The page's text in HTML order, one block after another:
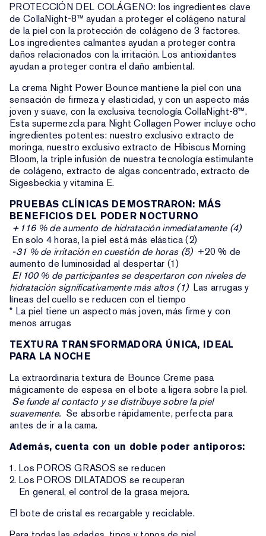
PROTECCIÓN DEL COLÁGENO: los ingredientes clave
de CollaNight-8™ ayudan a proteger el colágeno natural
de la piel con la protección de colágeno de 3 factores.
Los ingredientes calmantes ayudan a proteger contra
daños relacionados con la irritación. Los antioxidantes
ayudan a proteger contra el daño ambiental.
La crema Night Power Bounce mantiene la piel con una
sensación de firmeza y elasticidad, y con un aspecto más
joven y suave, con la exclusiva tecnología CollaNight-8™.
Esta supermezcla para Night Collagen Power incluye ocho
ingredientes potentes: nuestro exclusivo extracto de
moringa, nuestro exclusivo extracto de Hibiscus Morning
Bloom, la triple infusión de nuestra tecnología estimulante
de colágeno, extracto de algas concentrado, extracto de
Sigesbeckia y vitamina E.
PRUEBAS CLÍNICAS DEMOSTRARON: MÁS
BENEFICIOS DEL PODER NOCTURNO
+116 % de aumento de hidratación inmediatamente (4)
En solo 4 horas, la piel está más elástica (2)
-31 % de irritación en cuestión de horas (5) +20 % de
aumento de luminosidad al despertar (1)
El 100 % de participantes se despertaron con niveles de
hidratación significativamente más altos (1) Las arrugas y
líneas del cuello se reducen con el tiempo
* La piel tiene un aspecto más joven, más firme y con
menos arrugas
TEXTURA TRANSFORMADORA ÚNICA, IDEAL
PARA LA NOCHE
La extraordinaria textura de Bounce Creme pasa
mágicamente de espesa en el bote a ligera sobre la piel.
Se funde al contacto y se distribuye sobre la piel
suavemente. Se absorbe rápidamente, perfecta para
antes de ir a la cama.
Además, cuenta con un doble poder antiporos:
Los POROS GRASOS se reducen
Los POROS DILATADOS se recuperan
En general, el control de la grasa mejora.
El bote de cristal es recargable y reciclable.